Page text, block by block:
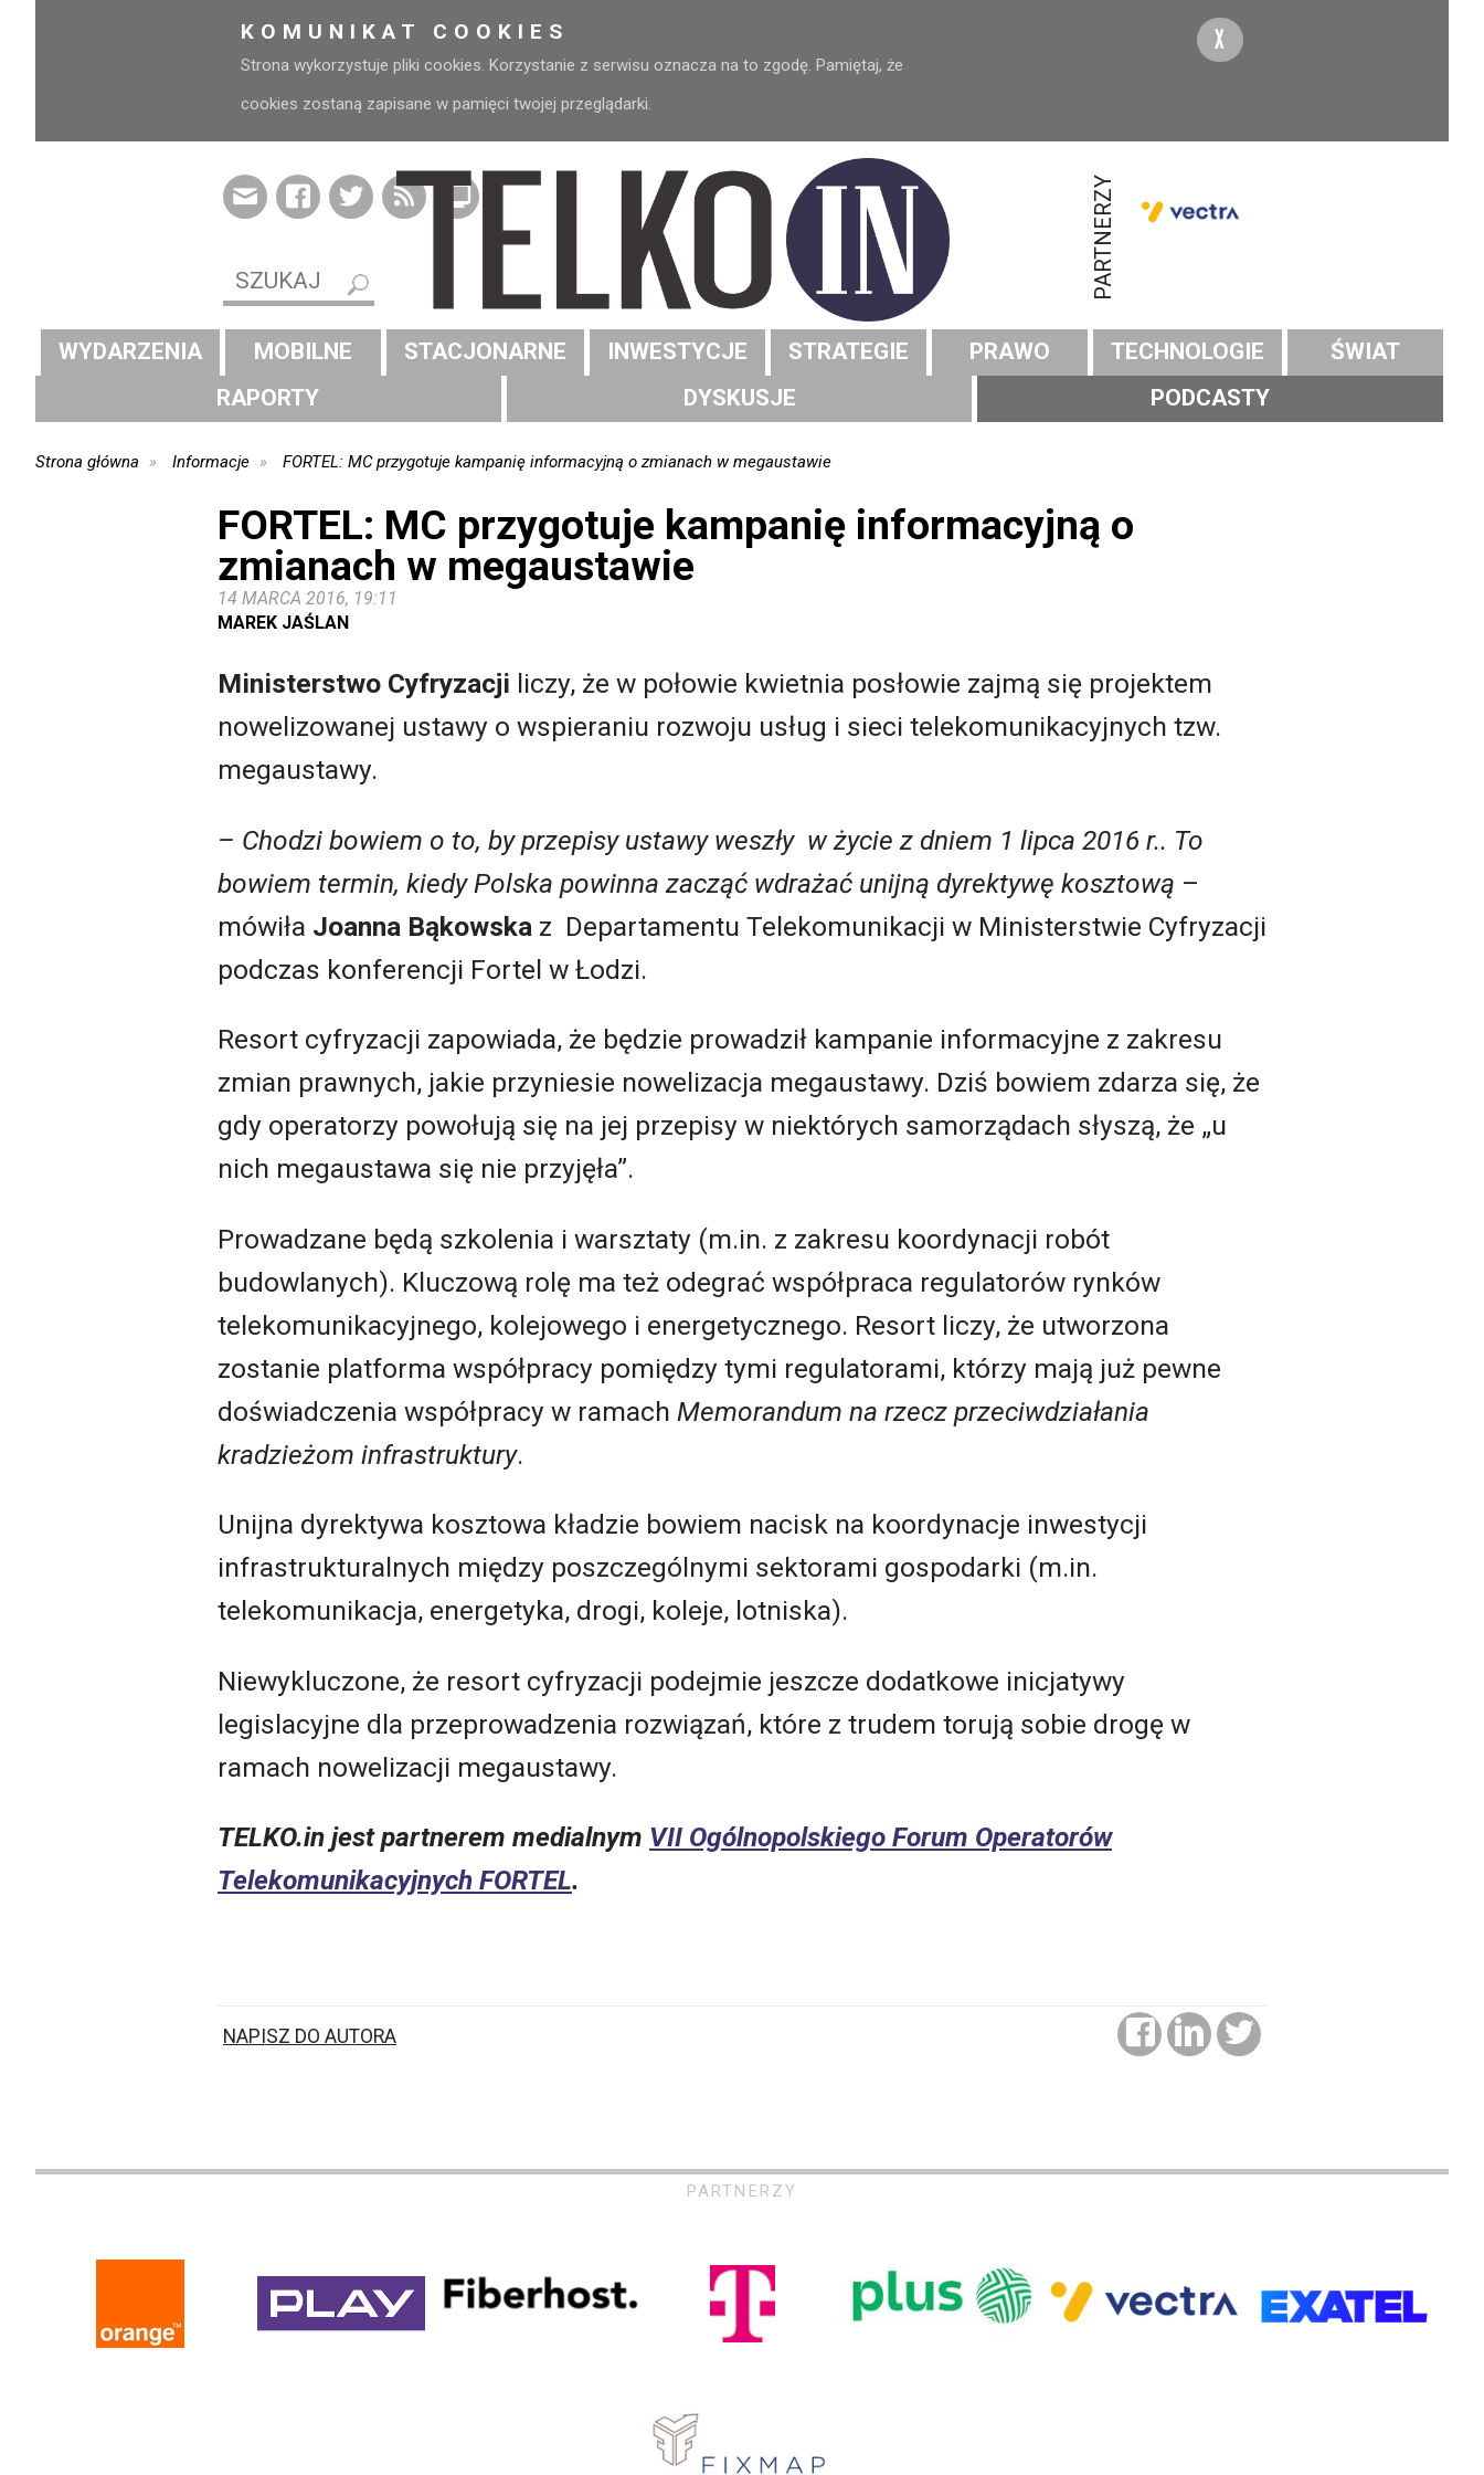
KOMUNIKAT COOKIES
Strona wykorzystuje pliki cookies. Korzystanie z serwisu oznacza na to zgodę. Pamiętaj, że
cookies zostaną zapisane w pamięci twojej przeglądarki.
X
PARTNERZY
WYDARZENIA MOBILNE STACJONARNE INWESTYCJE STRATEGIE PRAWO TECHNOLOGIE
ŚWIAT
RAPORTY
DYSKUSJE PODCASTY
Strona główna Informacje FORTEL: MC przygotuje kampanię informacyjną o zmianach w megaustawie
FORTEL: MC przygotuje kampanię informacyjną o
zmianach w megaustawie
14 MARCA 2016, 19:11
MAREK JAŚLAN
Ministerstwo Cyfryzacji liczy, że w połowie kwietnia posłowie zajmą się projektem
nowelizowanej ustawy o wspieraniu rozwoju usług i sieci telekomunikacyjnych tzw.
megaustawy.
– Chodzi bowiem o to, by przepisy ustawy weszły w życie z dniem 1 lipca 2016 r.. To
bowiem termin, kiedy Polska powinna zacząć wdrażać unijną dyrektywę kosztową –
mówiła Joanna Bąkowska z Departamentu Telekomunikacji w Ministerstwie Cyfryzacji
podczas konferencji Fortel w Łodzi.
Resort cyfryzacji zapowiada, że będzie prowadził kampanie informacyjne z zakresu
zmian prawnych, jakie przyniesie nowelizacja megaustawy. Dziś bowiem zdarza się, że
gdy operatorzy powołują się na jej przepisy w niektórych samorządach słyszą, że „u
nich megaustawa się nie przyjęła”.
Prowadzane będą szkolenia i warsztaty (m.in. z zakresu koordynacji robót
budowlanych). Kluczową rolę ma też odegrać współpraca regulatorów rynków
telekomunikacyjnego, kolejowego i energetycznego. Resort liczy, że utworzona
zostanie platforma współpracy pomiędzy tymi regulatorami, którzy mają już pewne
doświadczenia współpracy w ramach Memorandum na rzecz przeciwdziałania
kradzieżom infrastruktury.
Unijna dyrektywa kosztowa kładzie bowiem nacisk na koordynacje inwestycji
infrastrukturalnych między poszczególnymi sektorami gospodarki (m.in.
telekomunikacja, energetyka, drogi, koleje, lotniska).
Niewykluczone, że resort cyfryzacji podejmie jeszcze dodatkowe inicjatywy
legislacyjne dla przeprowadzenia rozwiązań, które z trudem torują sobie drogę w
ramach nowelizacji megaustawy.
TELKO.in jest partnerem medialnym VII Ogólnopolskiego Forum Operatorów
Telekomunikacyjnych FORTEL.
NAPISZ DO AUTORA
PARTNERZY